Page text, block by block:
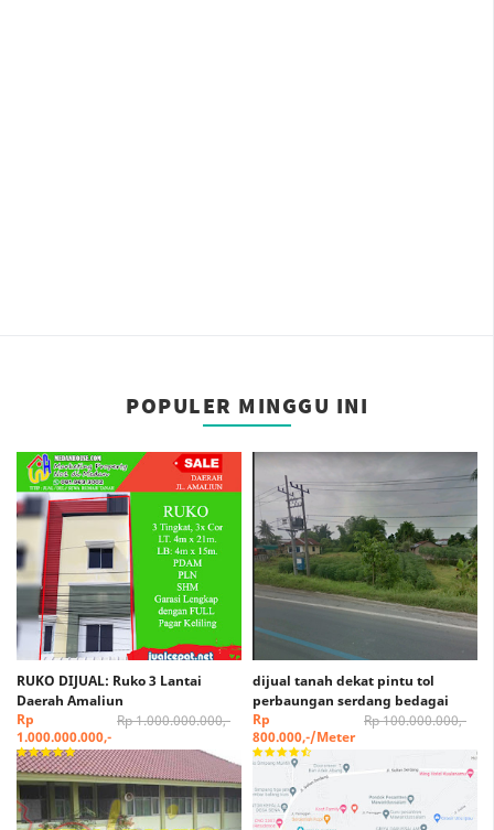
POPULER MINGGU INI
RUKO DIJUAL: Ruko 3 Lantai
Daerah Amaliun
Rp 1.000.000.000,-
Rp
1.000.000.000,-
dijual tanah dekat pintu tol
perbaungan serdang bedagai
Rp 100.000.000,-
Rp
800.000,-/Meter